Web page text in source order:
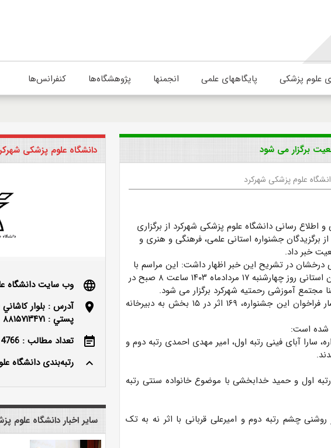
علوم پزشکی پایگاههای علمی انجمنها پژوهشگاه‌ها کنفرانس‌ها
برگزار می شود
علوم پزشکی شهرکرد
و اطلاع رسانی دانشگاه علوم پزشکی شهرکرد از برگزاری
برگزیدگان جشنواره استانی علمی، فرهنگی و هنری و
خبر داد.
درخشان در تشریح این خبر اظهار داشت: این مراسم با
حضور جمعی از مسئولان استانی روز چهارشنبه ۱۷ مردادماه ۱۴۰۳ ساعت ۸ صبح در
مجتمع آموزشی رحمتیه شهرکرد برگزار می شود.
وی افزود: پس از انتشار فراخوان این جشنواره، ۱۶۹ اثر در ۱۵ بخش به دبیرخانه
شده است:
جشنواره، سارا آبای فینی رتبه اول، امیر مهدی احمدی رتبه دوم و
اول و حمید خدابخشی با موضوع خانواده سنتی رتبه
چشم رتبه دوم و امیرعلی قربانی با اثر نه به تک
دانشگاه علوم پزشکی
language
وب سایت دانشگاه
location_on
آدرس : بلوار
پستي : ۸۸۱۵۷۱۳۴۷۱
event_note
تعداد مطالب : 4766
keyboard_arrow_up
رتبه‌بندی دانشگاه
سایر اخبار دانشگاه علوم